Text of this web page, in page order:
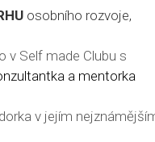
osobního rozvoje,
v Self made Clubu s
a mentorka
v jejím